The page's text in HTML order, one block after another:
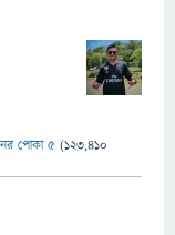
পোকা ৫ (123,410